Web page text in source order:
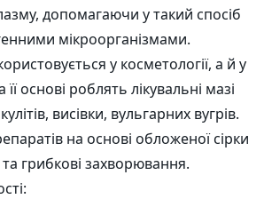
допомагаючи у такий спосіб
мікроорганізмами.
у косметології, а й у
основі роблять лікувальні мазі
висівки, вульгарних вугрів.
на основі обложеної сірки
грибкові захворювання.